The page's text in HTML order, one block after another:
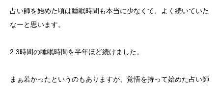
占い師を始めた頃は睡眠時間も本当に少なくて、よく続いていた
なーと思います。
2.3時間の睡眠時間を半年ほど続けました。
まぁ若かったというのもありますが、覚悟を持って始めた占い師